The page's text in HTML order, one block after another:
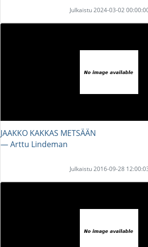
Julkaistu 2024-03-02
JAAKKO KAKKAS METSÄÄN
― Arttu Lindeman
Julkaistu 2016-09-28